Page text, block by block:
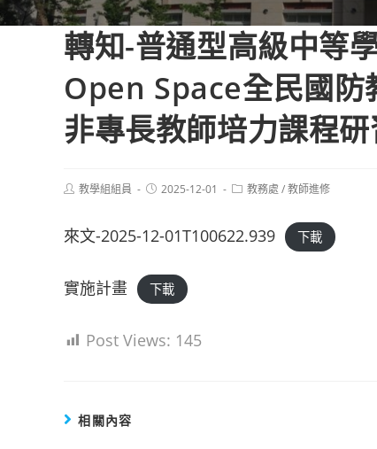
轉知-普通型高級中等
Open Space全民國防
非專長教師培力課程
Post教學組組員
Post2025-12-01
Post教務處 /教師進修
來文-2025-12-01T100622.939 下載
實施計畫 下載
Post Views: 145
相關內容